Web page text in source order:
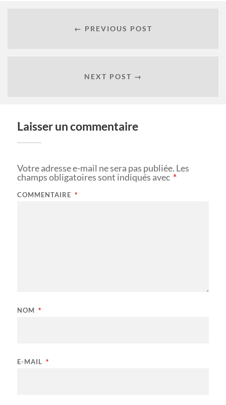
← PREVIOUS POST
NEXT POST →
Laisser un commentaire
Votre adresse e-mail ne sera pas publiée. Les
champs obligatoires sont indiqués avec *
COMMENTAIRE *
NOM *
E-MAIL *